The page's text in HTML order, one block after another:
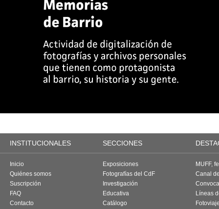
INSTITUCIONALES SECCIONES
Inicio
Quiénes somos
Suscripción
FAQ
Contacto
Exposiciones
Fotografías del CdF
Investigación
Educativa
Catálogo
MUFF,
Canal
Líneas